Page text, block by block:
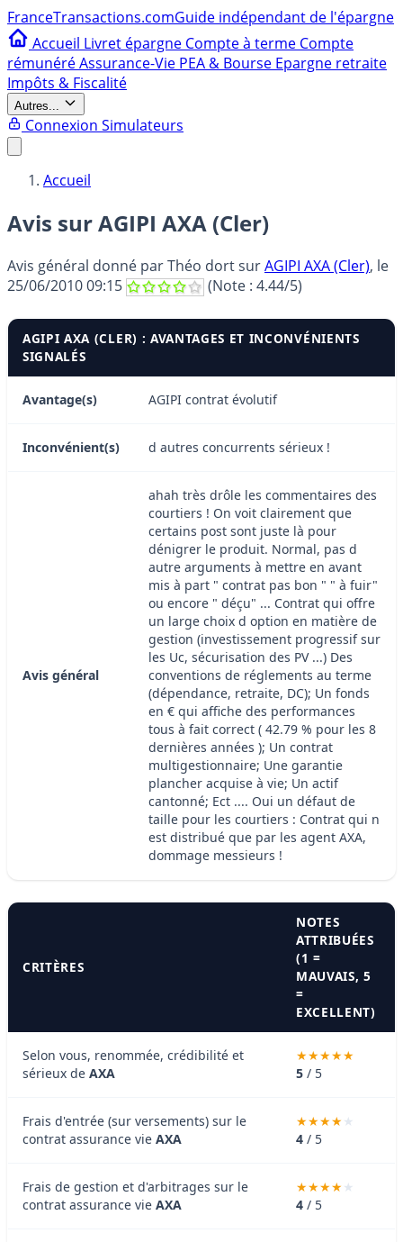
FranceTransactions.comGuide indépendant de l'épargne
Accueil Livret épargne Compte à terme Compte
rémunéréAssurance-Vie PEA & Bourse Epargne retraite
Impôts & Fiscalité
Autres...
Connexion Simulateurs
Accueil
Avis sur AGIPI AXA (Cler)
Avis général donné parThéo dortsurAGIPI AXA (Cler), le
25/06/2010 09:15
(Note : 4.44/5)
AGIPI AXA (CLER) : AVANTAGES ET INCONVÉNIENTS
SIGNALÉS
Avantage(s) AGIPI contrat évolutif
Inconvénient(s) d autres concurrents sérieux !
Avis général
ahah très drôle les commentaires des
courtiers ! On voit clairement que
certains post sont juste là pour
dénigrer le produit. Normal, pas d
autre arguments à mettre en avant
mis à part " contrat pas bon " " à fuir"
ou encore " déçu" ... Contrat qui offre
un large choix d option en matière de
gestion (investissement progressif sur
les Uc, sécurisation des PV ...) Des
conventions de réglements au terme
(dépendance, retraite, DC); Un fonds
en € qui affiche des performances
tous à fait correct ( 42.79 % pour les 8
dernières années ); Un contrat
multigestionnaire; Une garantie
plancher acquise à vie; Un actif
cantonné; Ect .... Oui un défaut de
taille pour les courtiers : Contrat qui n
est distribué que par les agent AXA,
dommage messieurs !
CRITÈRES
NOTES
ATTRIBUÉES
(1 =
MAUVAIS, 5
=
EXCELLENT)
Selon vous, renommée, crédibilité et
sérieux de AXA 5 / 5
Frais d'entrée (sur versements) sur le
contrat assurance vie AXA 4 / 5
Frais de gestion et d'arbitrages sur le
contrat assurance vie AXA 4 / 5